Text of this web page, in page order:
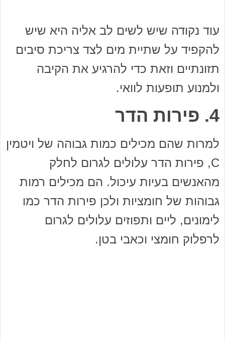
עוד נקודה שיש לשים לב אליה היא שיש
להקפיד על שתיית מים לצד צריכת סיבים
תזונתיים וזאת כדי להרגיע את הקיבה
ולמנוע תופעות לוואי.
4. פירות הדר
למרות שהם מכילים כמות גבוהה של ויטמין
C, פירות הדר עלולים לגרום לחלק
מהאנשים בעיות עיכול. הם מכילים רמות
גבוהות של חומציות ולכן פירות הדר כמו
לימונים, ליים ותפוזים עלולים לגרום
לרפלוק חומצי וכאבי בטן.